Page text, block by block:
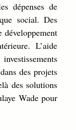
dépenses de
social. Des
L’aide
des projets
des solutions
Wade pour